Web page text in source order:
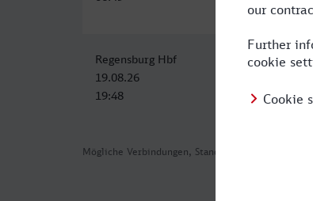
Mögliche Verbindungen, Stand: 2026-08-05 00:29
Regensburg Hbf
19.08.26
19:48
Essen Hbf
04:07